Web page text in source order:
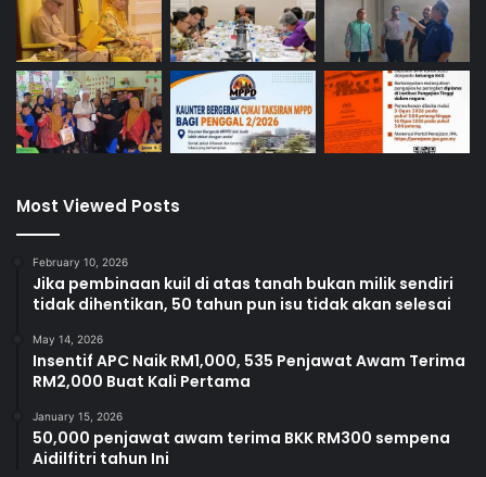
Most Viewed Posts
February 10, 2026
Jika pembinaan kuil di atas tanah bukan milik sendiri
tidak dihentikan, 50 tahun pun isu tidak akan selesai
May 14, 2026
Insentif APC Naik RM1,000, 535 Penjawat Awam Terima
RM2,000 Buat Kali Pertama
January 15, 2026
50,000 penjawat awam terima BKK RM300 sempena
Aidilfitri tahun Ini